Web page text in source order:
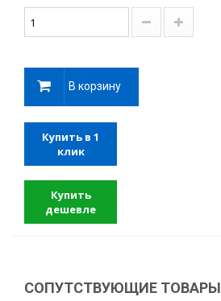
В корзину
Купить в 1
клик
Купить
дешевле
СОПУТСТВУЮЩИЕ ТОВАРЫ